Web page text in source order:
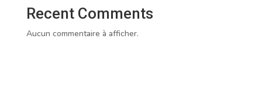
Recent Comments
Aucun commentaire à afficher.